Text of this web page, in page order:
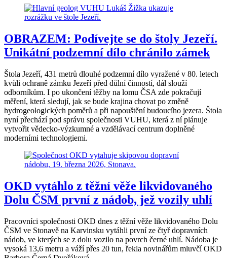
OBRAZEM: Podívejte se do štoly Jezeří.
Unikátní podzemní dílo chránilo zámek
Štola Jezeří, 431 metrů dlouhé podzemní dílo vyražené v 80. letech
kvůli ochraně zámku Jezeří před důlní činností, dál slouží
odborníkům. I po ukončení těžby na lomu ČSA zde pokračují
měření, která sledují, jak se bude krajina chovat po změně
hydrogeologických poměrů a při napouštění budoucího jezera. Štola
nyní přechází pod správu společnosti VUHU, která z ní plánuje
vytvořit vědecko‑výzkumné a vzdělávací centrum doplněné
moderními technologiemi.
OKD vytáhlo z těžní věže likvidovaného
Dolu ČSM první z nádob, jež vozily uhlí
Pracovníci společnosti OKD dnes z těžní věže likvidovaného Dolu
ČSM ve Stonavě na Karvinsku vytáhli první ze čtyř dopravních
nádob, ve kterých se z dolu vozilo na povrch černé uhlí. Nádoba je
vysoká 13,6 metru a váží přes 20 tun, řekla novinářům mluvčí OKD